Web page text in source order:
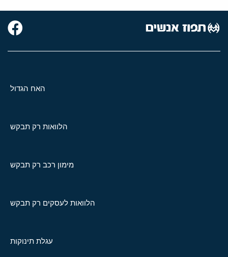
האח הגדול
הלוואות רק תבקש
מימון רכב רק תבקש
הלוואות לעסקים רק תבקש
עגלת תינוקות